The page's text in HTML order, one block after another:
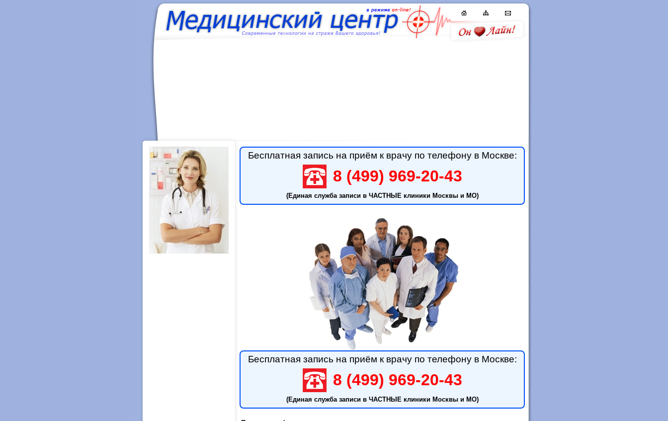
Бесплатная запись на приём к врачу по телефону в Москве:
8 (499) 969-20-43
(Единая служба записи в ЧАСТНЫЕ клиники Москвы и МО)
Бесплатная запись на приём к врачу по телефону в Москве:
8 (499) 969-20-43
(Единая служба записи в ЧАСТНЫЕ клиники Москвы и МО)